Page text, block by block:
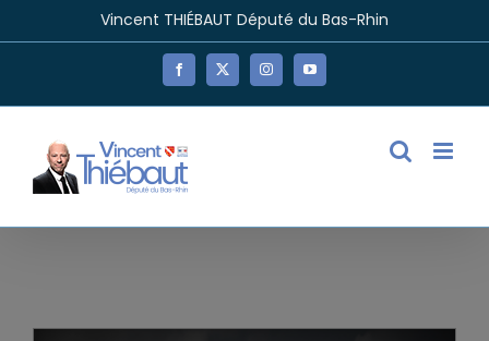
Vincent THIÉBAUT Député du Bas-Rhin
Facebook
X InstagramYouTube